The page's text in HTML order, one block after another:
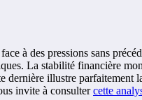
à des pressions sans
La stabilité financière
dernière illustre
invite à consultercette